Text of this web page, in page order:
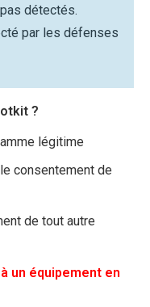
détectés.
par les défenses
?
légitime
consentement de
de tout autre
un équipement en